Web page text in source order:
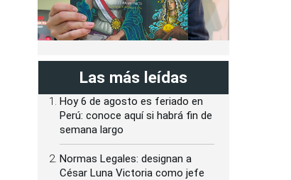
Las más leídas
Hoy 6 de agosto es feriado en
Perú: conoce aquí si habrá fin de
semana largo
Normas Legales: designan a
César Luna Victoria como jefe